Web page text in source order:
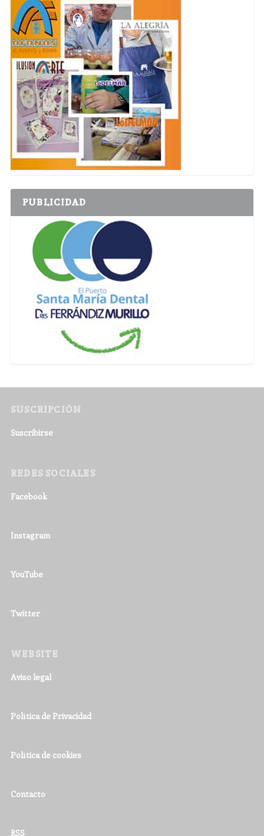
PUBLICIDAD
SUSCRIPCIÓN
Suscribirse
REDES SOCIALES
Facebook
Instagram
YouTube
Twitter
WEBSITE
Aviso legal
Política de Privacidad
Política de cookies
Contacto
RSS